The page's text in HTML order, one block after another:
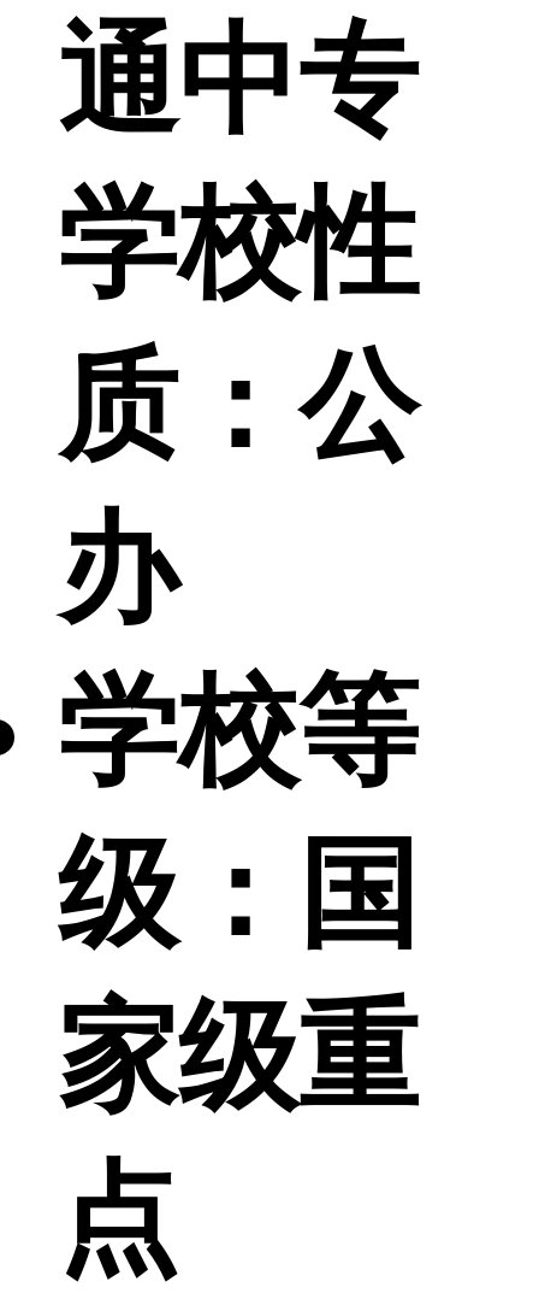
通中专
学校性
质：公
办
学校等
级： 国
家级重
点